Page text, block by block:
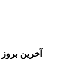
آخرین بروز رسانی